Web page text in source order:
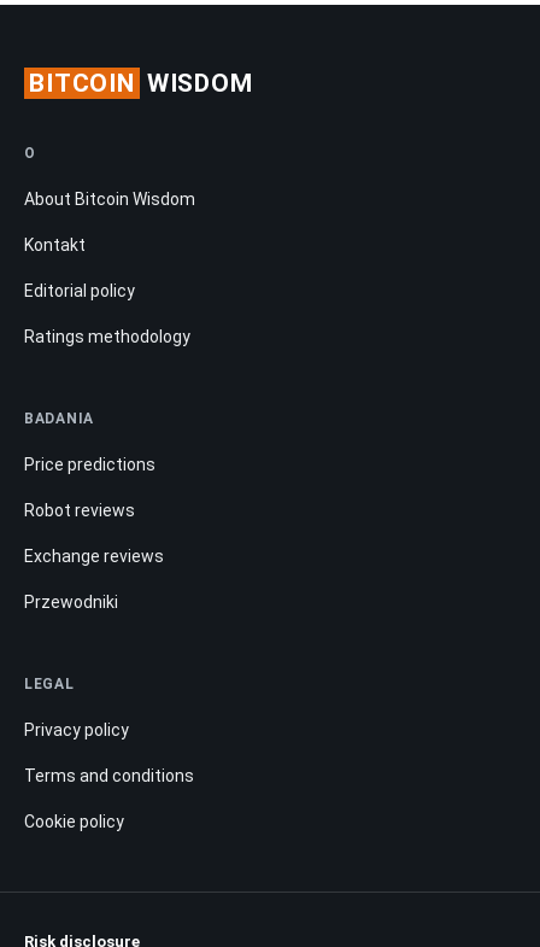
BITCOIN WISDOM
O
About Bitcoin Wisdom
Kontakt
Editorial policy
Ratings methodology
BADANIA
Price predictions
Robot reviews
Exchange reviews
Przewodniki
LEGAL
Privacy policy
Terms and conditions
Cookie policy
Risk disclosure